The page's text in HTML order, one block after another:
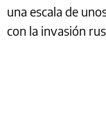
una escala de
con la invasión